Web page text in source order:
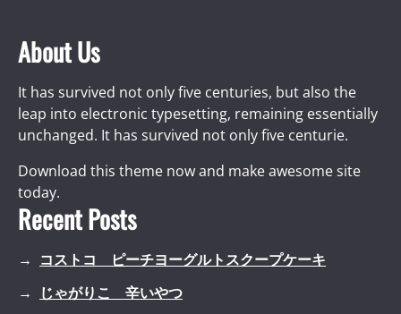
About Us
It has survived not only five centuries, but also the
leap into electronic typesetting, remaining essentially
unchanged. It has survived not only five centurie.
Download this theme now and make awesome site
today.
Recent Posts
コストコ ピーチヨーグルトスクープケーキ
じゃがりこ 辛いやつ